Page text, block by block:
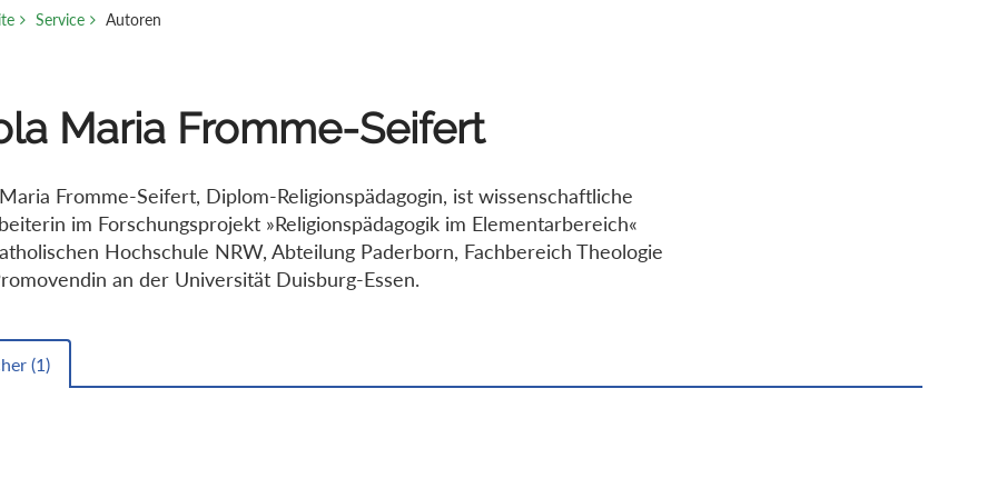
Service Autoren
Maria Fromme-Seifert
Fromme-Seifert, Diplom-Religionspädagogin, ist wissenschaftliche
im Forschungsprojekt »Religionspädagogik im Elementarbereich«
Hochschule NRW, Abteilung Paderborn, Fachbereich Theologie
an der Universität Duisburg-Essen.
(1)